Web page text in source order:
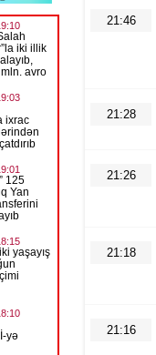
21:46
21:28
21:26
21:18
21:16